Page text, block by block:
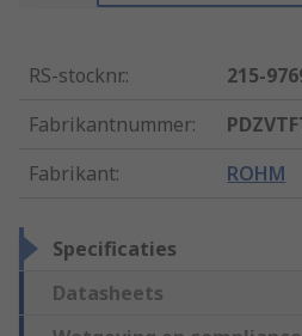
RS-stocknr.:
215-
Fabrikantnummer:
Fabrikant: ROHM
Specificaties
Datasheets